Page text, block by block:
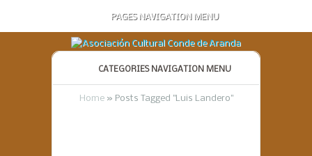
PAGES NAVIGATION MENU
CATEGORIES NAVIGATION MENU
Home » Posts Tagged "Luis Landero"